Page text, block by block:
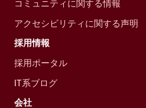
コミュニティに関する情報
アクセシビリティに関する声明
採用情報
採用ポータル
IT系ブログ
会社